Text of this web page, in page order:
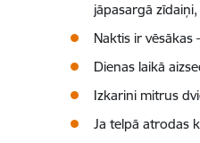
jāpasargā
Naktis ir vēsākas
Dienas laikā
Izkarini mitrus
Ja telpā atrodas